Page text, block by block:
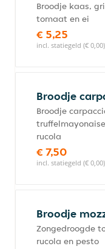
Broodje kaas,
tomaat en ei
€ 5,25
incl. statiegeld (€ 0,00)
Broodje
Broodje
rucola
€ 7,50
incl. statiegeld (€ 0,00)
Broodje
Zongedroogde
rucola en pesto